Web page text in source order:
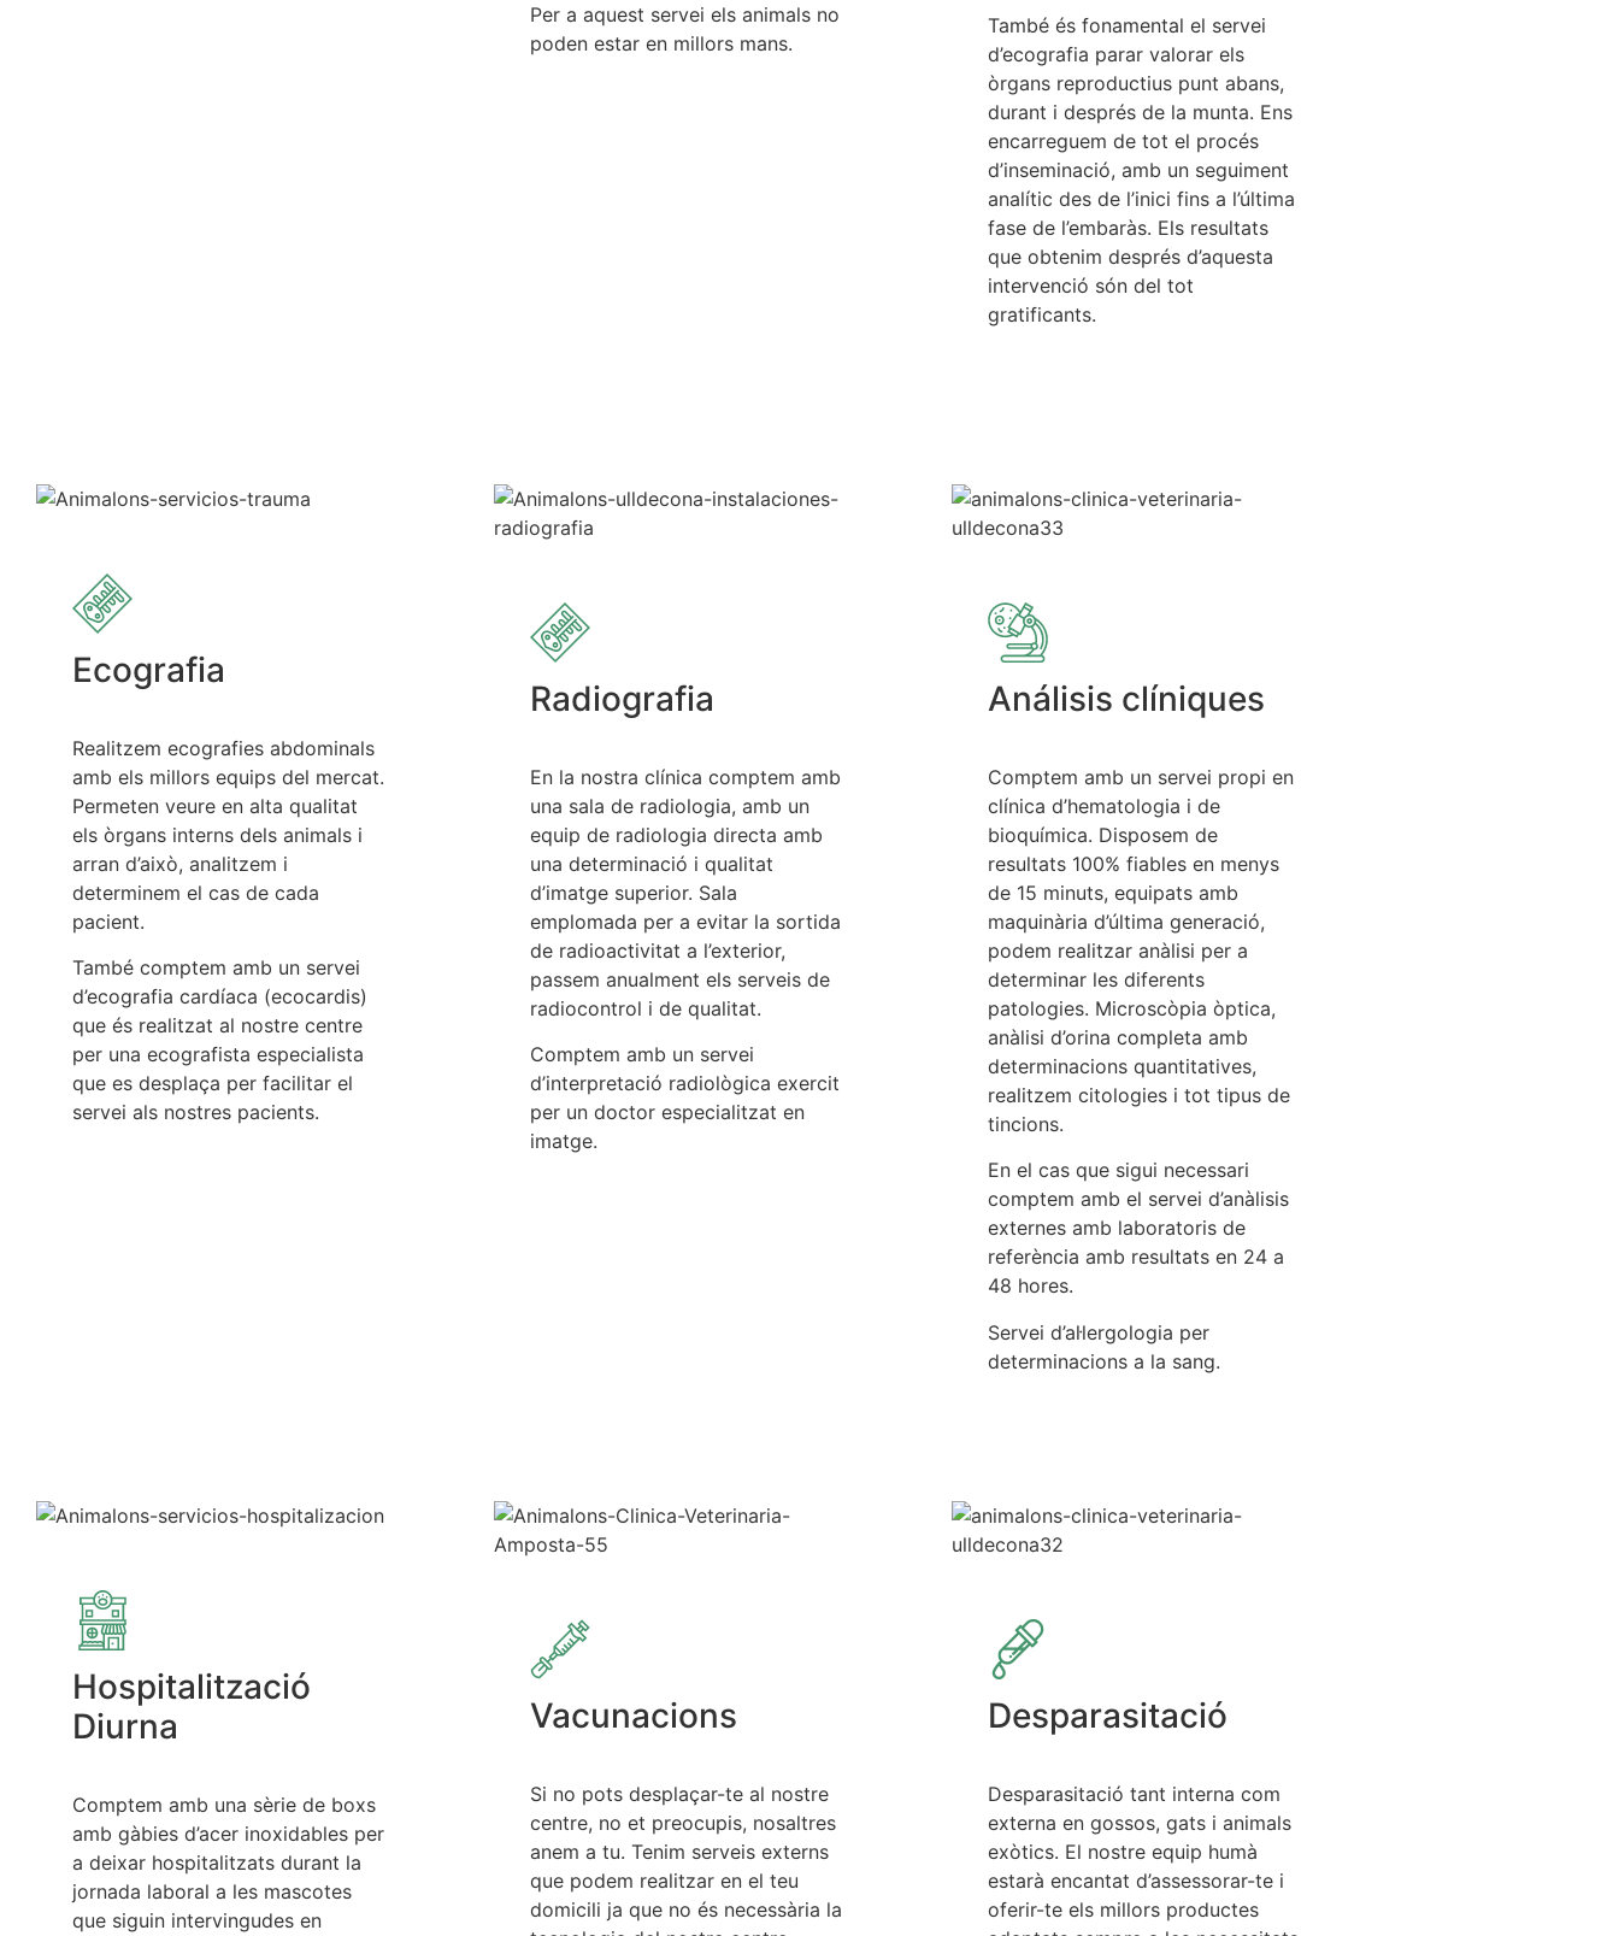
Per a aquest servei els animals no
poden estar en millors mans.
També és fonamental el servei
d’ecografia parar valorar els
òrgans reproductius punt abans,
durant i després de la munta. Ens
encarreguem de tot el procés
d’inseminació, amb un seguiment
analític des de l’inici fins a l’última
fase de l’embaràs. Els resultats
que obtenim després d’aquesta
intervenció són del tot
gratificants.
Ecografia
Realitzem ecografies abdominals
amb els millors equips del mercat.
Permeten veure en alta qualitat
els òrgans interns dels animals i
arran d’això, analitzem i
determinem el cas de cada
pacient.
També comptem amb un servei
d’ecografia cardíaca (ecocardis)
que és realitzat al nostre centre
per una ecografista especialista
que es desplaça per facilitar el
servei als nostres pacients.
Radiografia
En la nostra clínica comptem amb
una sala de radiologia, amb un
equip de radiologia directa amb
una determinació i qualitat
d’imatge superior. Sala
emplomada per a evitar la sortida
de radioactivitat a l’exterior,
passem anualment els serveis de
radiocontrol i de qualitat.
Comptem amb un servei
d’interpretació radiològica exercit
per un doctor especialitzat en
imatge.
Análisis clíniques
Comptem amb un servei propi en
clínica d’hematologia i de
bioquímica. Disposem de
resultats 100% fiables en menys
de 15 minuts, equipats amb
maquinària d’última generació,
podem realitzar anàlisi per a
determinar les diferents
patologies. Microscòpia òptica,
anàlisi d’orina completa amb
determinacions quantitatives,
realitzem citologies i tot tipus de
tincions.
En el cas que sigui necessari
comptem amb el servei d’anàlisis
externes amb laboratoris de
referència amb resultats en 24 a
48 hores.
Servei d’al·lergologia per
determinacions a la sang.
Hospitalització
Diurna
Comptem amb una sèrie de boxs
amb gàbies d’acer inoxidables per
a deixar hospitalitzats durant la
jornada laboral a les mascotes
que siguin intervingudes en
Vacunacions
Si no pots desplaçar-te al nostre
centre, no et preocupis, nosaltres
anem a tu. Tenim serveis externs
que podem realitzar en el teu
domicili ja que no és necessària la
Desparasitació
Desparasitació tant interna com
externa en gossos, gats i animals
exòtics. El nostre equip humà
estarà encantat d’assessorar-te i
oferir-te els millors productes